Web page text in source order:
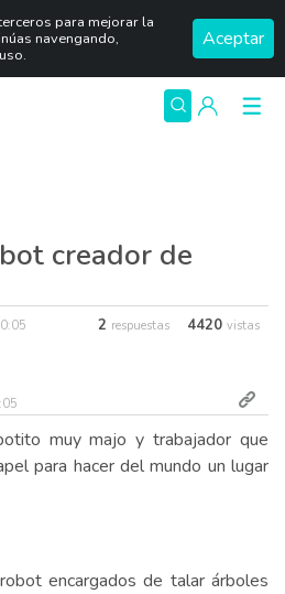
para mejorar la
navengando,
Aceptar
creador de
2 respuestas 4420 vistas
muy majo y trabajador que
para hacer del mundo un lugar
encargados de talar árboles